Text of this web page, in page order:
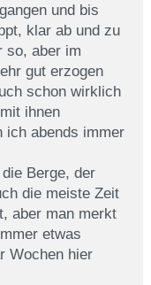
und bis
klar ab und zu
so, aber im
gut erzogen
schon wirklich
ihnen
ich abends immer
Berge, der
die meiste Zeit
aber man merkt
etwas
Wochen hier